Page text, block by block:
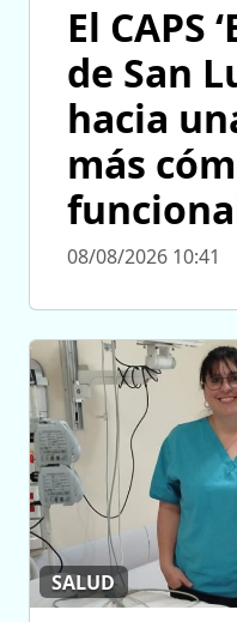
El CAPS
de San
hacia
más
08/08/2026 10:41
SALUD